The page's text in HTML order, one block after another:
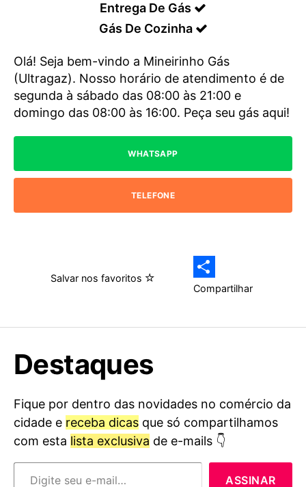
Entrega De Gás
Gás De Cozinha
Olá! Seja bem-vindo a Mineirinho Gás
(Ultragaz). Nosso horário de atendimento é de
segunda à sábado das 08:00 às 21:00 e
domingo das 08:00 às 16:00. Peça seu gás aqui!
WHATSAPP
TELEFONE
Salvar nos favoritos
Compartilhar
Destaques
Fique por dentro das novidades no comércio da
cidade e receba dicas que só compartilhamos
com esta lista exclusiva de e-mails 👇
Digite seu e-mail…
ASSINAR